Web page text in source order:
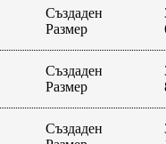
Създаден
Размер
Създаден
Размер
Създаден